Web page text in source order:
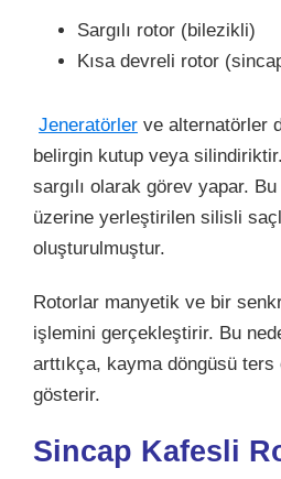
Sargılı rotor (bilezikli)
Kısa devreli rotor
Jeneratörler ve alternatörler
belirgin kutup veya silindiriktir.
sargılı olarak görev yapar.
üzerine yerleştirilen silisli
oluşturulmuştur.
Rotorlar manyetik ve bir
işlemini gerçekleştirir. Bu
arttıkça, kayma döngüsü ters
gösterir.
Sincap Kafesli